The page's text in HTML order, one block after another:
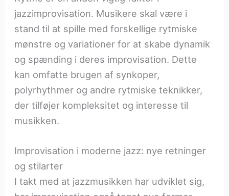
jazzimprovisation. Musikere skal være i
stand til at spille med forskellige rytmiske
mønstre og variationer for at skabe dynamik
og spænding i deres improvisation. Dette
kan omfatte brugen af synkoper,
polyrhythmer og andre rytmiske teknikker,
der tilføjer kompleksitet og interesse til
musikken.
Improvisation i moderne jazz: nye retninger
og stilarter
I takt med at jazzmusikken har udviklet sig,